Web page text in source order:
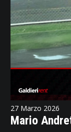
27 Marzo 2026
Mario